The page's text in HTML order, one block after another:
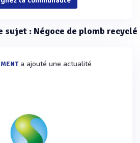
sujet : Négoce de plomb recyclé
a ajouté une actualité